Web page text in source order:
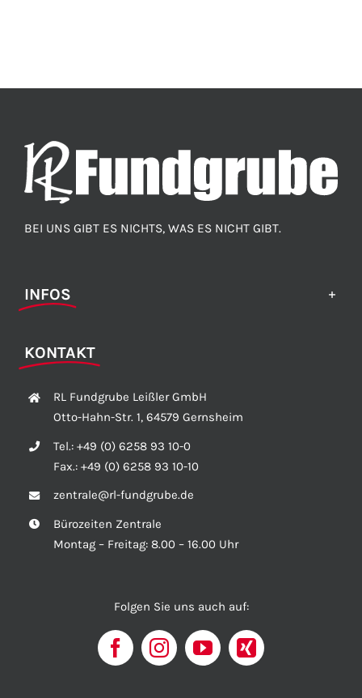
BEI UNS GIBT ES NICHTS, WAS ES NICHT GIBT.
Folgen Sie uns auch auf:
INFOS
KONTAKT
RL Fundgrube Leißler GmbH
Otto-Hahn-Str. 1, 64579 Gernsheim
Tel.: +49 (0) 6258 93 10-0
Fax.: +49 (0) 6258 93 10-10
zentrale@rl-fundgrube.de
Bürozeiten Zentrale
Montag – Freitag: 8.00 – 16.00 Uhr